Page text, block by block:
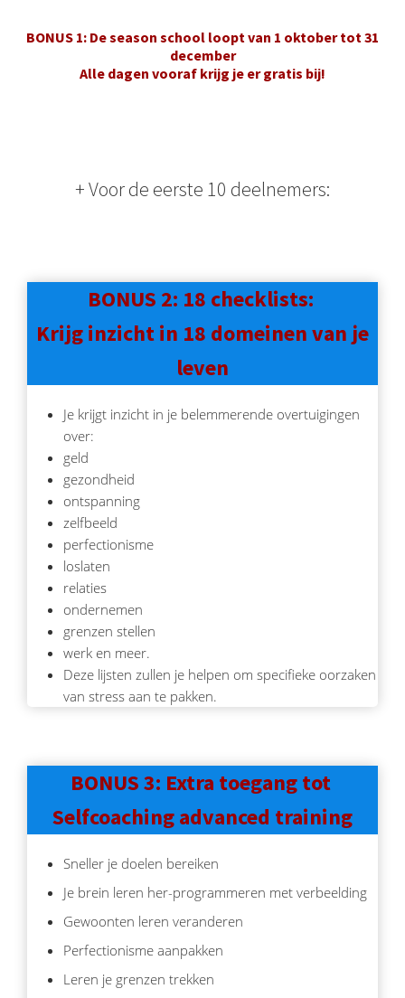
BONUS 1: De season school loopt van 1 oktober tot 31
december
Alle dagen vooraf krijg je er gratis bij!
+ Voor de eerste 10 deelnemers:
BONUS 2: 18 checklists:
Krijg inzicht in 18 domeinen van je
leven
Je krijgt inzicht in je belemmerende overtuigingen
over:
geld
gezondheid
ontspanning
zelfbeeld
perfectionisme
loslaten
relaties
ondernemen
grenzen stellen
werk en meer.
Deze lijsten zullen je helpen om specifieke oorzaken
van stress aan te pakken.
BONUS 3: Extra toegang tot
Selfcoaching advanced training
Sneller je doelen bereiken
Je brein leren her-programmeren met verbeelding
Gewoonten leren veranderen
Perfectionisme aanpakken
Leren je grenzen trekken